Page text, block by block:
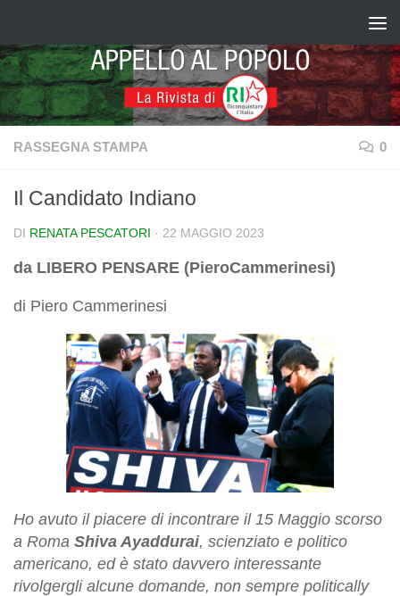
RASSEGNA STAMPA 0
Il Candidato Indiano
DI RENATA PESCATORI · 22 MAGGIO 2023
da LIBERO PENSARE (PieroCammerinesi)
di Piero Cammerinesi
Ho avuto il piacere di incontrare il 15 Maggio scorso
a Roma Shiva Ayaddurai, scienziato e politico
americano, ed è stato davvero interessante
rivolgergli alcune domande, non sempre politically